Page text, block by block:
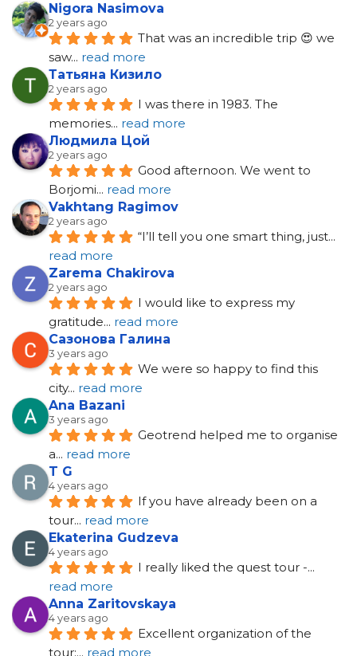
Nigora Nasimova
2 years ago
That was an incredible trip 😍 we
saw... read more
Татьяна Кизило
2 years ago
I was there in 1983. The
memories... read more
Людмила Цой
2 years ago
Good afternoon. We went to
Borjomi... read more
Vakhtang Ragimov
2 years ago
“I’ll tell you one smart thing, just
read more
Zarema Chakirova
2 years ago
I would like to express my
gratitude... read more
Сазонова Галина
3 years ago
We were so happy to find this
city... read more
Ana Bazani
3 years ago
Geotrend helped me to organise
a... read more
T G
4 years ago
If you have already been on a
tour... read more
Ekaterina Gudzeva
4 years ago
I really liked the quest tour -
read more
Anna Zaritovskaya
4 years ago
Excellent organization of the
tour;... read more